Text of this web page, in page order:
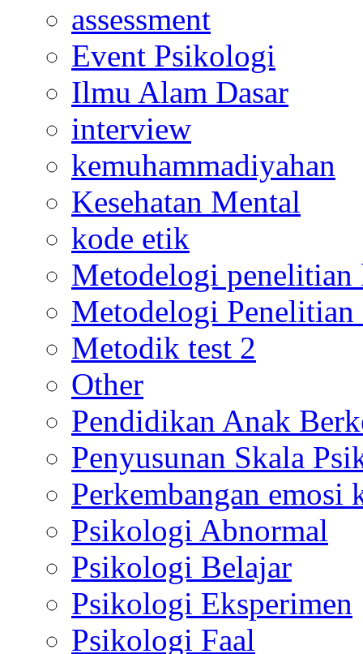
assessment
Event Psikologi
Ilmu Alam Dasar
interview
kemuhammadiyahan
Kesehatan Mental
kode etik
Metodelogi
Metodelogi
Metodik test 2
Other
Pendidikan Anak
Penyusunan Skala
Perkembangan emosi
Psikologi Abnormal
Psikologi Belajar
Psikologi Eksperimen
Psikologi Faal